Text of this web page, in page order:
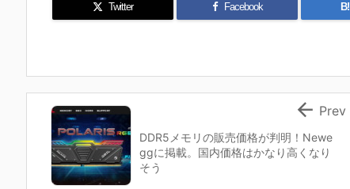
Twitter Facebook B!
DDR5メモリの販売価格が判明！Newe
ggに掲載。国内価格はかなり高くなり
そう
 Prev